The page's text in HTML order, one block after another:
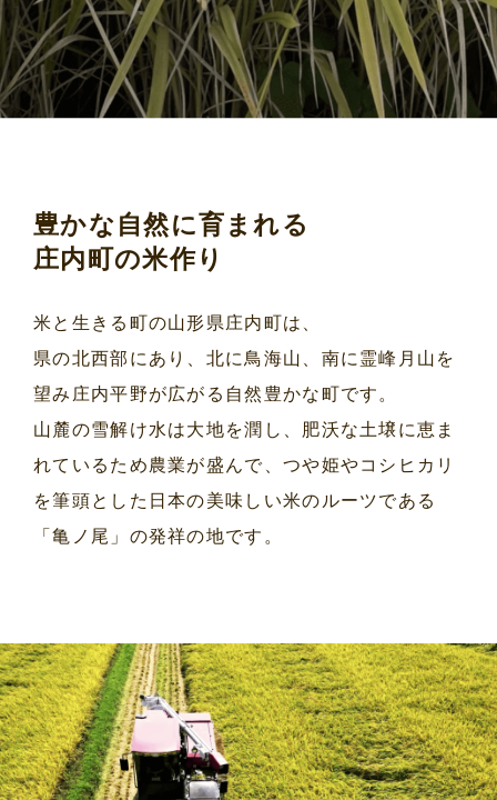
豊かな自然に育まれる
庄内町の米作り
米と生きる町の山形県庄内町は、
県の北西部にあり、北に鳥海山、南に霊峰月山を
望み庄内平野が広がる自然豊かな町です。
山麓の雪解け水は大地を潤し、肥沃な土壌に恵ま
れているため農業が盛んで、つや姫やコシヒカリ
を筆頭とした日本の美味しい米のルーツである
「亀ノ尾」の発祥の地です。